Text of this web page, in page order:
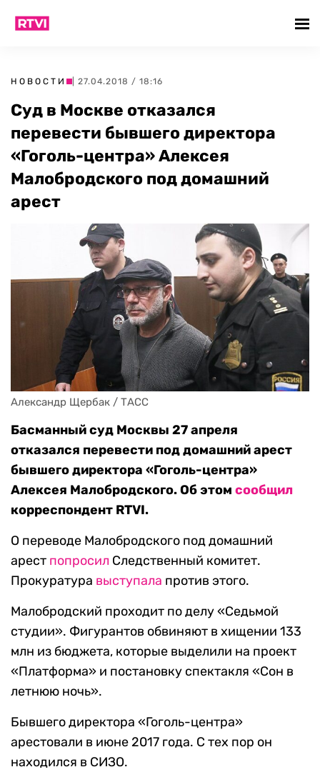
НОВОСТИ | 27.04.2018 / 18:16
Суд в Москве отказался
перевести бывшего директора
«Гоголь-центра» Алексея
Малобродского под домашний
арест
Александр Щербак / ТАСС
Басманный суд Москвы 27 апреля
отказался перевести под домашний арест
бывшего директора «Гоголь-центра»
Алексея Малобродского. Об этом сообщил
корреспондент RTVI.
О переводе Малобродского под домашний
арест попросил Следственный комитет.
Прокуратура выступала против этого.
Малобродский проходит по делу «Седьмой
студии». Фигурантов обвиняют в хищении 133
млн из бюджета, которые выделили на проект
«Платформа» и постановку спектакля «Сон в
летнюю ночь».
Бывшего директора «Гоголь-центра»
арестовали в июне 2017 года. С тех пор он
находился в СИЗО.